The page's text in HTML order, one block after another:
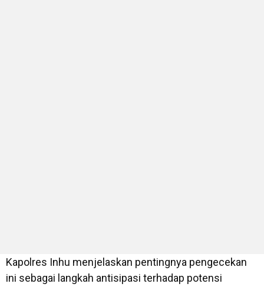
Kapolres Inhu menjelaskan pentingnya pengecekan
ini sebagai langkah antisipasi terhadap potensi